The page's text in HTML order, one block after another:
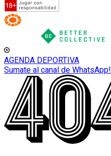
AGENDA DEPORTIVA
Sumate al canal de WhatsApp!